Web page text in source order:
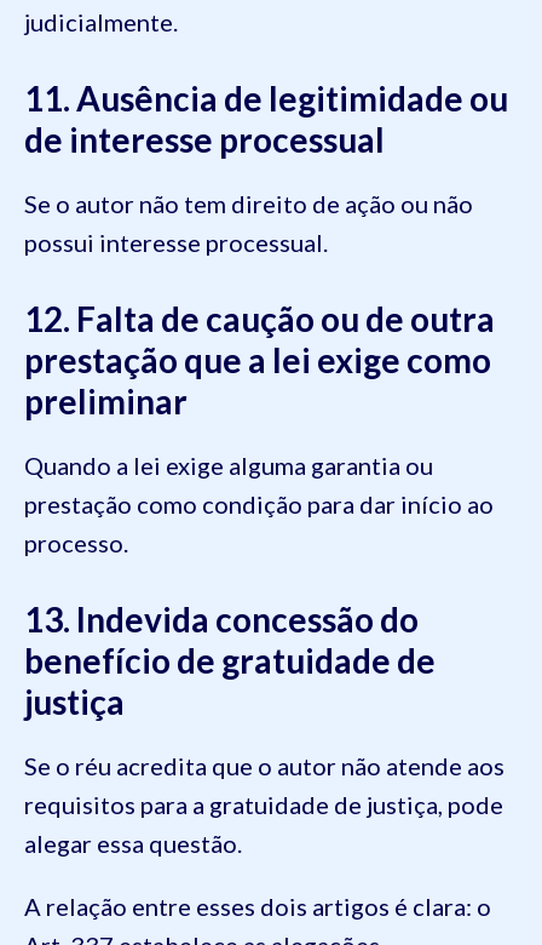
judicialmente.
11. Ausência de legitimidade ou
de interesse processual
Se o autor não tem direito de ação ou não
possui interesse processual.
12. Falta de caução ou de outra
prestação que a lei exige como
preliminar
Quando a lei exige alguma garantia ou
prestação como condição para dar início ao
processo.
13. Indevida concessão do
benefício de gratuidade de
justiça
Se o réu acredita que o autor não atende aos
requisitos para a gratuidade de justiça, pode
alegar essa questão.
A relação entre esses dois artigos é clara: o